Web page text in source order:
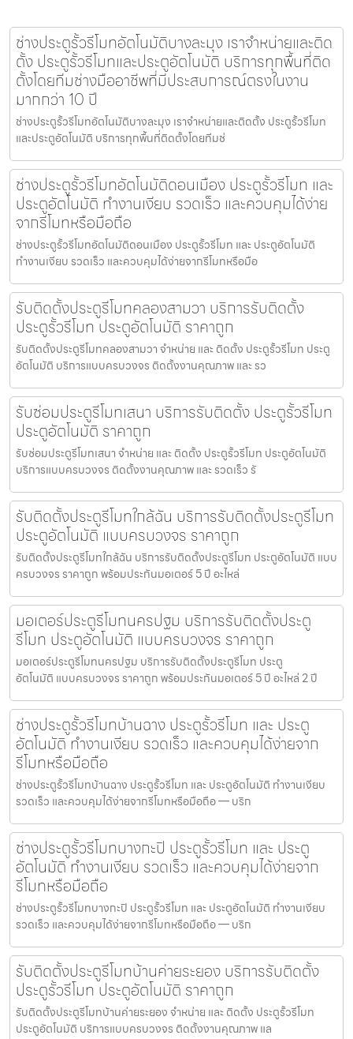
ช่างประตูรั้วรีโมทอัตโนมัติบางละมุง เราจำหน่ายและติด
ตั้ง ประตูรั้วรีโมทและประตูอัตโนมัติ บริการทุกพื้นที่ติด
ตั้งโดยทีมช่างมืออาชีพที่มีประสบการณ์ตรงในงาน
มากกว่า 10 ปี
ช่างประตูรั้วรีโมทอัตโนมัติบางละมุง เราจำหน่ายและติดตั้ง ประตูรั้วรีโมท
และประตูอัตโนมัติ บริการทุกพื้นที่ติดตั้งโดยทีมช่
ช่างประตูรั้วรีโมทอัตโนมัติดอนเมือง ประตูรั้วรีโมท และ
ประตูอัตโนมัติ ทำงานเงียบ รวดเร็ว และควบคุมได้ง่าย
จากรีโมทหรือมือถือ
ช่างประตูรั้วรีโมทอัตโนมัติดอนเมือง ประตูรั้วรีโมท และ ประตูอัตโนมัติ
ทำงานเงียบ รวดเร็ว และควบคุมได้ง่ายจากรีโมทหรือมือ
รับติดตั้งประตูรีโมทคลองสามวา บริการรับติดตั้ง
ประตูรั้วรีโมท ประตูอัตโนมัติ ราคาถูก
รับติดตั้งประตูรีโมทคลองสามวา จำหน่าย และ ติดตั้ง ประตูรั้วรีโมท ประตู
อัตโนมัติ บริการแบบครบวงจร ติดตั้งงานคุณภาพ และ รว
รับซ่อมประตูรีโมทเสนา บริการรับติดตั้ง ประตูรั้วรีโมท
ประตูอัตโนมัติ ราคาถูก
รับซ่อมประตูรีโมทเสนา จำหน่าย และ ติดตั้ง ประตูรั้วรีโมท ประตูอัตโนมัติ
บริการแบบครบวงจร ติดตั้งงานคุณภาพ และ รวดเร็ว รั
รับติดตั้งประตูรีโมทใกล้ฉัน บริการรับติดตั้งประตูรีโมท
ประตูอัตโนมัติ แบบครบวงจร ราคาถูก
รับติดตั้งประตูรีโมทใกล้ฉัน บริการรับติดตั้งประตูรีโมท ประตูอัตโนมัติ แบบ
ครบวงจร ราคาถูก พร้อมประกันมอเตอร์ 5 ปี อะไหล่
มอเตอร์ประตูรีโมทนครปฐม บริการรับติดตั้งประตู
รีโมท ประตูอัตโนมัติ แบบครบวงจร ราคาถูก
มอเตอร์ประตูรีโมทนครปฐม บริการรับติดตั้งประตูรีโมท ประตู
อัตโนมัติ แบบครบวงจร ราคาถูก พร้อมประกันมอเตอร์ 5 ปี อะไหล่ 2 ปี
ช่างประตูรั้วรีโมทบ้านฉาง ประตูรั้วรีโมท และ ประตู
อัตโนมัติ ทำงานเงียบ รวดเร็ว และควบคุมได้ง่ายจาก
รีโมทหรือมือถือ
ช่างประตูรั้วรีโมทบ้านฉาง ประตูรั้วรีโมท และ ประตูอัตโนมัติ ทำงานเงียบ
รวดเร็ว และควบคุมได้ง่ายจากรีโมทหรือมือถือ — บริก
ช่างประตูรั้วรีโมทบางกะปิ ประตูรั้วรีโมท และ ประตู
อัตโนมัติ ทำงานเงียบ รวดเร็ว และควบคุมได้ง่ายจาก
รีโมทหรือมือถือ
ช่างประตูรั้วรีโมทบางกะปิ ประตูรั้วรีโมท และ ประตูอัตโนมัติ ทำงานเงียบ
รวดเร็ว และควบคุมได้ง่ายจากรีโมทหรือมือถือ — บริก
รับติดตั้งประตูรีโมทบ้านค่ายระยอง บริการรับติดตั้ง
ประตูรั้วรีโมท ประตูอัตโนมัติ ราคาถูก
รับติดตั้งประตูรีโมทบ้านค่ายระยอง จำหน่าย และ ติดตั้ง ประตูรั้วรีโมท
ประตูอัตโนมัติ บริการแบบครบวงจร ติดตั้งงานคุณภาพ แล